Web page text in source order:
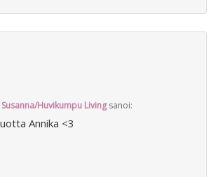
Susanna/Huvikumpu Living sanoi:
Annika <3